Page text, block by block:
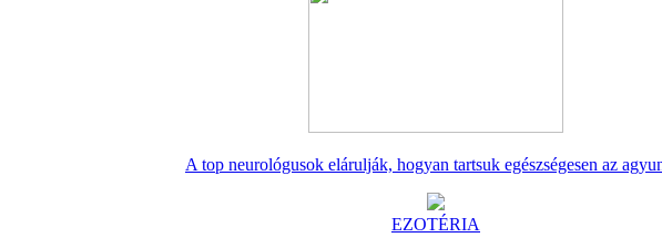
A top neurológusok elárulják, hogyan tartsuk egészségesen az
EZOTÉRIA